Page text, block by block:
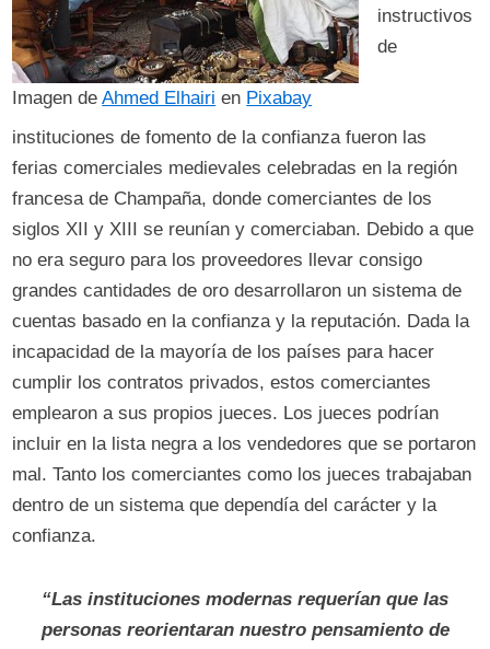
Imagen deAhmed Elhairi en Pixabay
instructivos
de
instituciones de fomento de la confianza fueron las
ferias comerciales medievales celebradas en la región
francesa de Champaña, donde comerciantes de los
siglos XII y XIII se reunían y comerciaban. Debido a que
no era seguro para los proveedores llevar consigo
grandes cantidades de oro desarrollaron un sistema de
cuentas basado en la confianza y la reputación. Dada la
incapacidad de la mayoría de los países para hacer
cumplir los contratos privados, estos comerciantes
emplearon a sus propios jueces. Los jueces podrían
incluir en la lista negra a los vendedores que se portaron
mal. Tanto los comerciantes como los jueces trabajaban
dentro de un sistema que dependía del carácter y la
confianza.
“Las instituciones modernas requerían que las
personas reorientaran nuestro pensamiento de